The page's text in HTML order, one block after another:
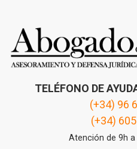
TELÉFONO DE
(+34) 96
(+34)
Atención de 9h